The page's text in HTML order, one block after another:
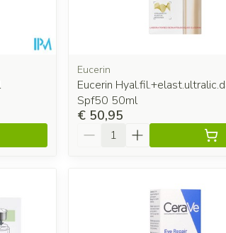
Eucerin
Eucerin
Spf50 50ml
€ 50,95
Aantal